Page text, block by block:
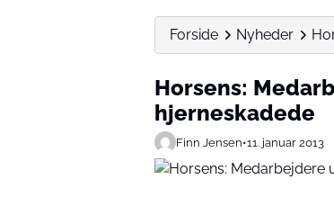
Forside Nyheder
Horsens:
hjerneskadede
Finn Jensen•11. januar 2013